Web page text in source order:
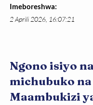
Imeboreshwa:
2 Aprili 2026, 16:07:21
Ngono isiyo na
michubuko na
Maambukizi